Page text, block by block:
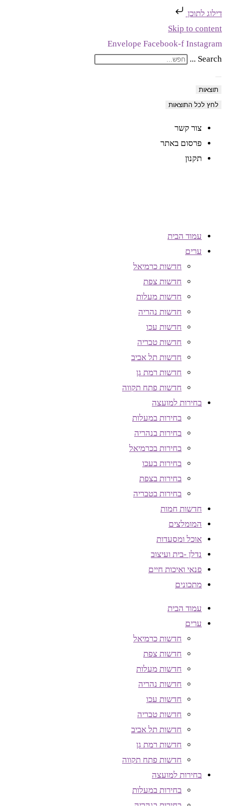
דילוג לתוכן
Skip to content
Envelope Facebook-f Instagram
Search ...
תוצאות
לחץ לכל התוצאות
צור קשר
פרסום באתר
תקנון
עמוד הבית
ערים
חדשות כרמיאל
חדשות צפת
חדשות מעלות
חדשות נהריה
חדשות עכו
חדשות טבריה
חדשות תל אביב
חדשות רמת גן
חדשות פתח תקווה
בחירות למועצה
בחירות במעלות
בחירות בנהריה
בחירות בכרמיאל
בחירות בעכו
בחירות בצפת
בחירות בטבריה
חדשות חמות
המומלצים
אוכל ומסעדות
נדלן -בית ועיצוב
פנאי ואיכות חיים
מתכונים
עמוד הבית
ערים
חדשות כרמיאל
חדשות צפת
חדשות מעלות
חדשות נהריה
חדשות עכו
חדשות טבריה
חדשות תל אביב
חדשות רמת גן
חדשות פתח תקווה
בחירות למועצה
בחירות במעלות